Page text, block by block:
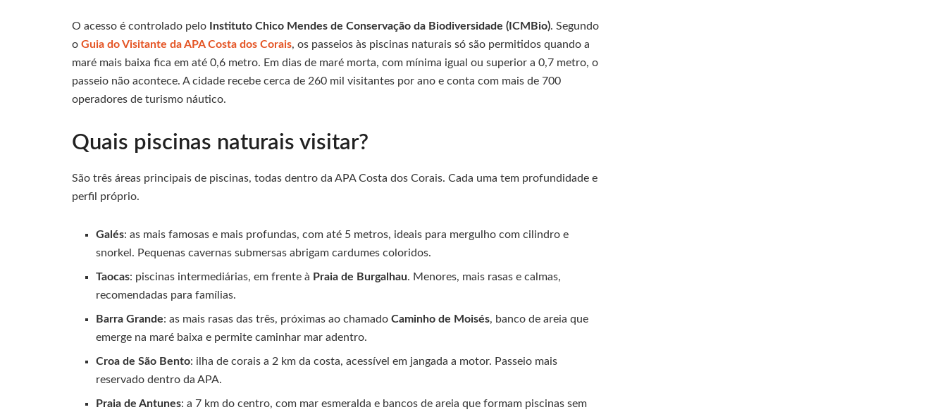
O acesso é controlado pelo Instituto Chico Mendes de Conservação da Biodiversidade (ICMBio). Segundo
o Guia do Visitante da APA Costa dos Corais, os passeios às piscinas naturais só são permitidos quando a
maré mais baixa fica em até 0,6 metro. Em dias de maré morta, com mínima igual ou superior a 0,7 metro, o
passeio não acontece. A cidade recebe cerca de 260 mil visitantes por ano e conta com mais de 700
operadores de turismo náutico.
Quais piscinas naturais visitar?
São três áreas principais de piscinas, todas dentro da APA Costa dos Corais. Cada uma tem profundidade e
perfil próprio.
Galés: as mais famosas e mais profundas, com até 5 metros, ideais para mergulho com cilindro e
snorkel. Pequenas cavernas submersas abrigam cardumes coloridos.
Taocas: piscinas intermediárias, em frente à Praia de Burgalhau. Menores, mais rasas e calmas,
recomendadas para famílias.
Barra Grande: as mais rasas das três, próximas ao chamadoCaminho de Moisés, banco de areia que
emerge na maré baixa e permite caminhar mar adentro.
Croa de São Bento: ilha de corais a 2 km da costa, acessível em jangada a motor. Passeio mais
reservado dentro da APA.
Praia de Antunes: a 7 km do centro, com mar esmeralda e bancos de areia que formam piscinas sem